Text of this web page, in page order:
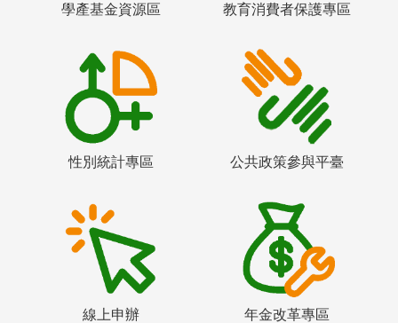
學產基金資源區 教育消費者保護專區
性別統計專區 公共政策參與平臺
線上申辦 年金改革專區